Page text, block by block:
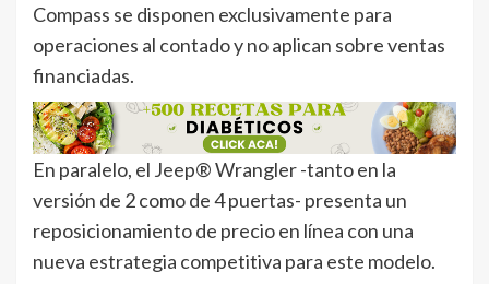
Compass se disponen exclusivamente para
operaciones al contado y no aplican sobre ventas
financiadas.
En paralelo, el Jeep® Wrangler -tanto en la
versión de 2 como de 4 puertas- presenta un
reposicionamiento de precio en línea con una
nueva estrategia competitiva para este modelo.